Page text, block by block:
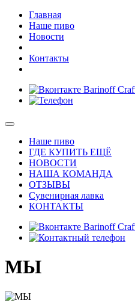
Главная
Наше пиво
Новости
Контакты
Наше пиво
ГДЕ КУПИТЬ ЕЩЁ
НОВОСТИ
НАША КОМАНДА
ОТЗЫВЫ
Сувенирная лавка
КОНТАКТЫ
МЫ